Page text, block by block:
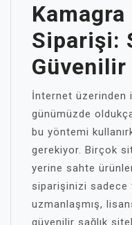
Siparişi:
İnternet üzerinden
günümüzde
bu yöntemi
gerekiyor. Birçok
yerine sahte
siparişinizi sadece
uzmanlaşmış,
güvenilir sağlık